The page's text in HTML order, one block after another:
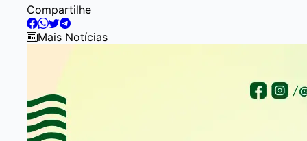
Compartilhe
Mais Notícias